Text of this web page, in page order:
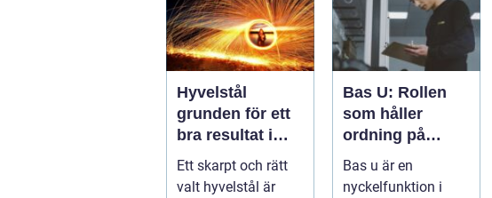
Hyvelstål
grunden för ett
bra resultat i
hyvling
Ett skarpt och rätt
valt hyvelstål är
Bas U: Rollen
som håller
ordning på
arbetsmiljön i
byggprojekt
Bas u är en
nyckelfunktion i